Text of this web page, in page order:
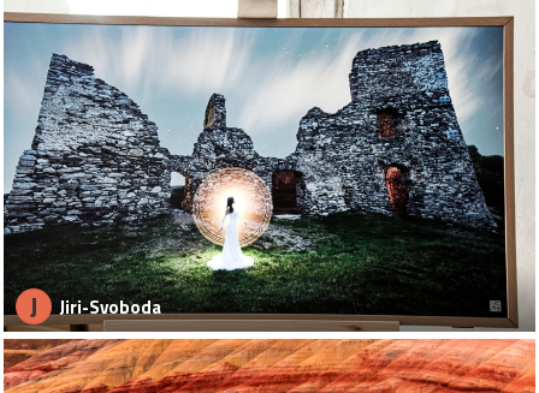
J Jiri-Svoboda